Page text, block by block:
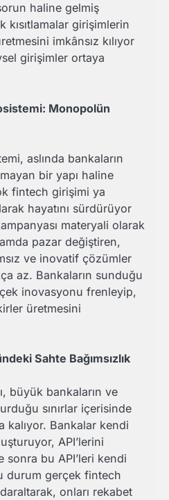
haline gelmiş
girişimlerin
imkânsız kılıyor
girişimler ortaya
Monopolün
aslında bankaların
bir yapı haline
fintech girişimi ya
hayatını sürdürüyor
materyali olarak
pazar değiştiren,
ve inovatif çözümler
az. Bankaların sunduğu
inovasyonu frenleyip,
üretmesini
Sahte Bağımsızlık
büyük bankaların ve
sınırlar içerisinde
kalıyor. Bankalar kendi
API’lerini
sonra bu API’leri kendi
durum gerçek fintech
onları rekabet